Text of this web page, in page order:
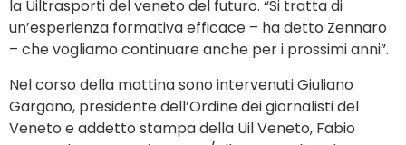
la Uiltrasporti del veneto del futuro. “Si tratta di
un’esperienza formativa efficace – ha detto Zennaro
– che vogliamo continuare anche per i prossimi anni”.
Nel corso della mattina sono intervenuti Giuliano
Gargano, presidente dell’Ordine dei giornalisti del
Veneto e addetto stampa della Uil Veneto, Fabio